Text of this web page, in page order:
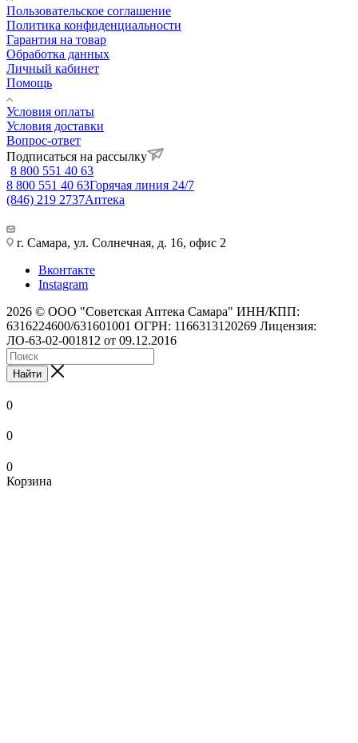
Пользовательское соглашение
Политика конфиденциальности
Гарантия на товар
Обработка данных
Личный кабинет
Помощь
Условия оплаты
Условия доставки
Вопрос-ответ
Подписаться на рассылку
8 800 551 40 63
8 800 551 40 63Горячая линия 24/7
(846) 219 2737Аптека
г. Самара, ул. Солнечная, д. 16, офис 2
Вконтакте
Instagram
2026 © ООО "Советская Аптека Самара" ИНН/КПП:
6316224600/631601001 ОГРН: 1166313120269 Лицензия:
ЛО-63-02-001812 от 09.12.2016
Найти
0
0
0
Корзина